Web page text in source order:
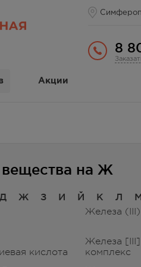
8
Акции
на Ж
Д Ж З И Й К Л
Железа (III)
кислота
Железа [III]
комплекс